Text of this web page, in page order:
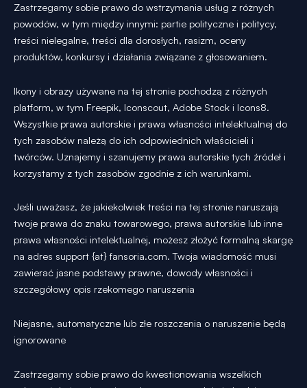
Zastrzegamy sobie prawo do wstrzymania usług z różnych
powodów, w tym między innymi: partie polityczne i politycy,
treści nielegalne, treści dla dorosłych, rasizm, oceny
produktów, konkursy i działania związane z głosowaniem.
Ikony i obrazy używane na tej stronie pochodzą z różnych
platform, w tym Freepik, Iconscout, Adobe Stock i Icons8.
Wszystkie prawa autorskie i prawa własności intelektualnej do
tych zasobów należą do ich odpowiednich właścicieli i
twórców. Uznajemy i szanujemy prawa autorskie tych źródeł i
korzystamy z tych zasobów zgodnie z ich warunkami.
Jeśli uważasz, że jakiekolwiek treści na tej stronie naruszają
twoje prawa do znaku towarowego, prawa autorskie lub inne
prawa własności intelektualnej, możesz złożyć formalną skargę
na adres support {at} fansoria.com. Twoja wiadomość musi
zawierać jasne podstawy prawne, dowody własności i
szczegółowy opis rzekomego naruszenia
Niejasne, automatyczne lub złe roszczenia o naruszenie będą
ignorowane
Zastrzegamy sobie prawo do kwestionowania wszelkich